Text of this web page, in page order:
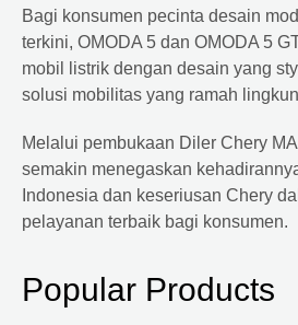
Bagi konsumen pecinta desain
terkini, OMODA 5 dan OMODA 5
mobil listrik dengan desain yang
solusi mobilitas yang ramah
Melalui pembukaan Diler Chery
semakin menegaskan
Indonesia dan keseriusan Chery
pelayanan terbaik bagi konsumen.
Popular Products